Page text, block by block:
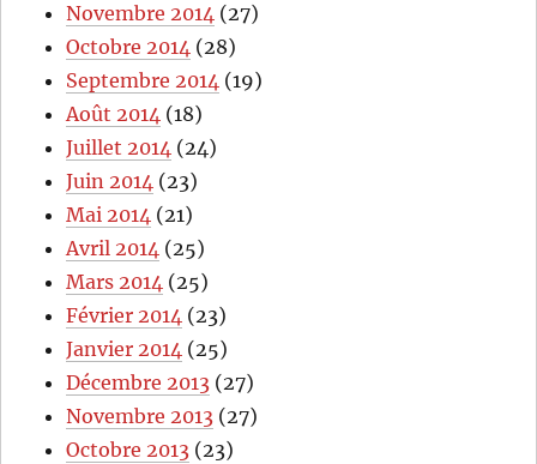
Novembre 2014 (27)
Octobre 2014 (28)
Septembre 2014 (19)
Août 2014 (18)
Juillet 2014 (24)
Juin 2014 (23)
Mai 2014 (21)
Avril 2014 (25)
Mars 2014 (25)
Février 2014 (23)
Janvier 2014 (25)
Décembre 2013 (27)
Novembre 2013 (27)
Octobre 2013 (23)